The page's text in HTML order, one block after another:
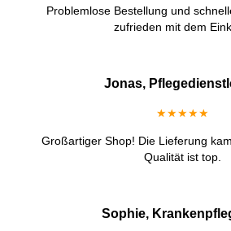
Problemlose Bestellung und
zufrieden mit dem
Jonas,
★★★★★
Großartiger Shop! Die Lieferung
Qualität ist top.
Sophie,